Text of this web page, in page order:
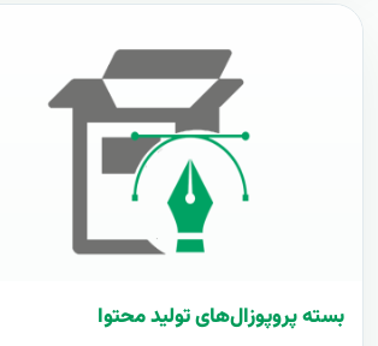
بسته پروپوزال‌های تولید محتوا